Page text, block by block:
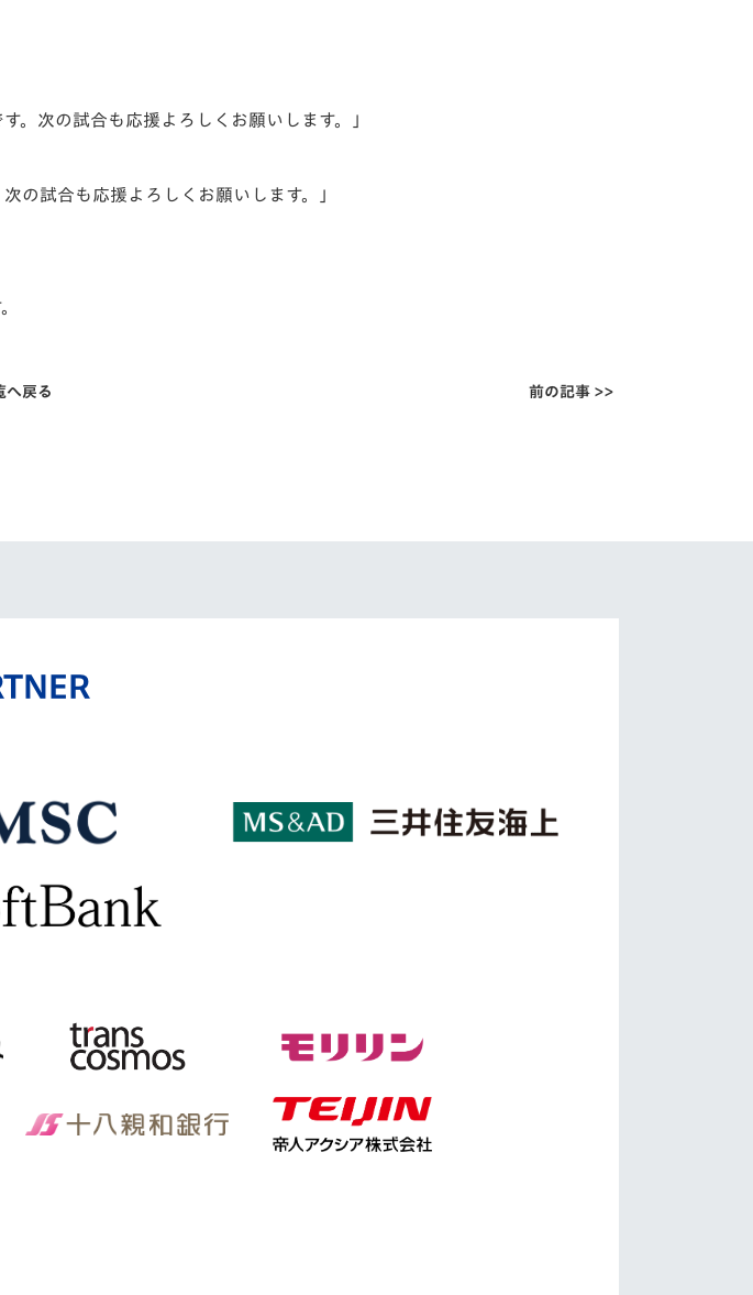
。次の試合も応援よろしくお願いします。」
の試合も応援よろしくお願いします。」
へ戻る 前の記事 >>